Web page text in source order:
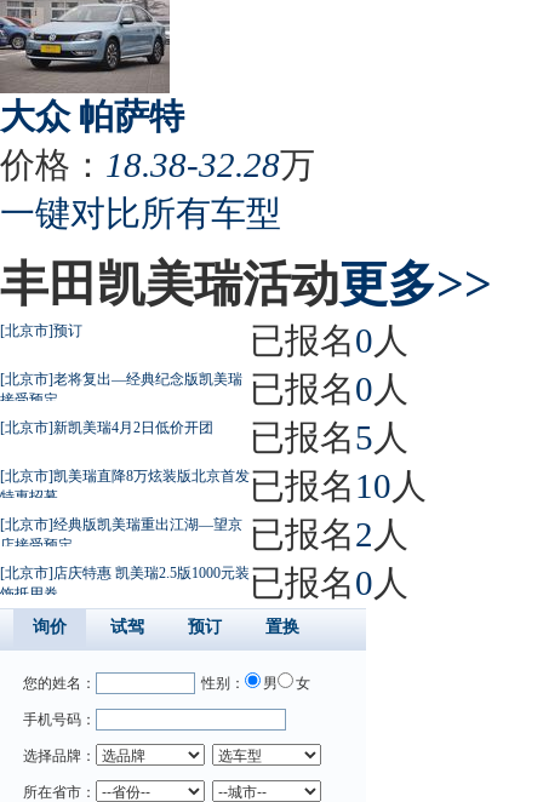
大众 帕萨特
价格： 18.38-32.28万
一键对比所有车型
丰田凯美瑞活动更多>>
[北京市]预订 已报名0 人
[北京市]老将复出—经典纪念版凯美瑞
接受预定
已报名0 人
[北京市]新凯美瑞4月2日低价开团 已报名5 人
[北京市]凯美瑞直降8万炫装版北京首发
特惠招募
已报名10 人
[北京市]经典版凯美瑞重出江湖—望京
店接受预定
已报名2 人
[北京市]店庆特惠 凯美瑞2.5版1000元装
饰抵用券
已报名0 人
询价 试驾 预订 置换
您的姓名： 性别： 男 女
手机号码：
选择品牌：
所在省市：